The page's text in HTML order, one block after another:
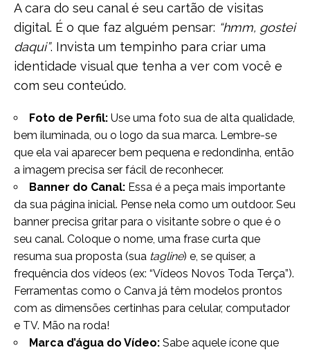
A cara do seu canal é seu cartão de visitas
digital. É o que faz alguém pensar: “hmm, gostei
daqui”. Invista um tempinho para criar uma
identidade visual que tenha a ver com você e
com seu conteúdo.
Foto de Perfil: Use uma foto sua de alta qualidade,
bem iluminada, ou o logo da sua marca. Lembre-se
que ela vai aparecer bem pequena e redondinha, então
a imagem precisa ser fácil de reconhecer.
Banner do Canal: Essa é a peça mais importante
da sua página inicial. Pense nela como um outdoor. Seu
banner precisa gritar para o visitante sobre o que é o
seu canal. Coloque o nome, uma frase curta que
resuma sua proposta (sua tagline) e, se quiser, a
frequência dos vídeos (ex: “Vídeos Novos Toda Terça”).
Ferramentas como o Canva já têm modelos prontos
com as dimensões certinhas para celular, computador
e TV. Mão na roda!
Marca d’água do Vídeo: Sabe aquele ícone que